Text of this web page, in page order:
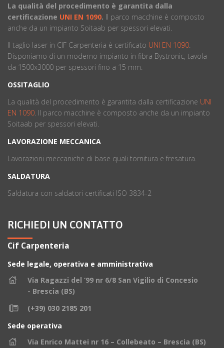
La qualità del procedimento è garantita dalla
certificazione UNI EN 1090. ll parco macchine è composto
anche da un impianto Soitaab per spessori elevati.
Il taglio laser in CIF Carpenteria è certificato UNI EN 1090.
Disponiamo di un moderno impianto in fibra Bystronic, tavola
da 1500x3000 per spessori fino a 15 mm.
OSSITAGLIO
La qualità del procedimento è garantita dalla certificazione UNI
EN 1090. ll parco macchine è composto anche da un impianto
Soitaab per spessori elevati.
LAVORAZIONE MECCANICA
Lavorazioni meccaniche di base quali tornitura e fresatura.
SALDATURA
Saldatura con saldatori certificati ISO 3834-2
RICHIEDI UN CONTATTO
Cif Carpenteria
Sede legale, operativa e amministrativa
Via Ragazzi del ‘99 nr 6/8 San Vigilio di Concesio
- Brescia (BS)
(+39) 030 2185 201
Sede operativa
Via Enrico Mattei nr 16 – Collebeato – Brescia (BS)